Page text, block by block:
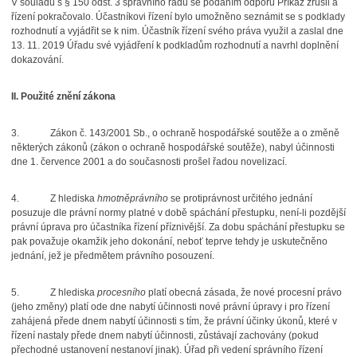
V souladu s § 150 odst. 3 správního řádu se podáním odporu Příkaz zrušil a
řízení pokračovalo. Účastníkovi řízení bylo umožněno seznámit se s podklady
rozhodnutí a vyjádřit se k nim. Účastník řízení svého práva využil a zaslal dne
13. 11. 2019 Úřadu své vyjádření k podkladům rozhodnutí a navrhl doplnění
dokazování.
II. Použité znění zákona
3.
Zákon č. 143/2001 Sb., o ochraně hospodářské soutěže a o změně
některých zákonů (zákon o ochraně hospodářské soutěže), nabyl účinnosti
dne 1. července 2001 a do současnosti prošel řadou novelizací.
4. Z hlediska hmotněprávníhose protiprávnost určitého jednání
posuzuje dle právní normy platné v době spáchání přestupku, není-li pozdější
právní úprava pro účastníka řízení příznivější. Za dobu spáchání přestupku se
pak považuje okamžik jeho dokonání, neboť teprve tehdy je uskutečněno
jednání, jež je předmětem právního posouzení.
5. Z hlediska procesníhoplatí obecná zásada, že nové procesní právo
(jeho změny) platí ode dne nabytí účinnosti nové právní úpravy i pro řízení
zahájená přede dnem nabytí účinnosti s tím, že právní účinky úkonů, které v
řízení nastaly přede dnem nabytí účinnosti, zůstávají zachovány (pokud
přechodné ustanovení nestanoví jinak). Úřad při vedení správního řízení